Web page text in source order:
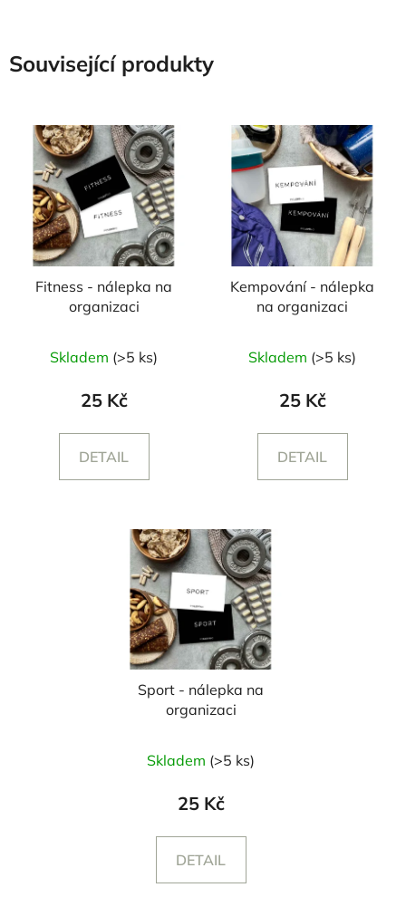
Související produkty
Fitness - nálepka na
organizaci
Skladem (>5 ks)
25 Kč
DETAIL
Kempování - nálepka
na organizaci
Skladem (>5 ks)
25 Kč
DETAIL
Sport - nálepka na
organizaci
Skladem (>5 ks)
25 Kč
DETAIL